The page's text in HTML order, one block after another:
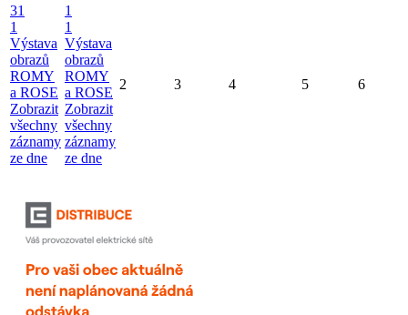
31
1
Výstava
obrazů
ROMY
a ROSE
Zobrazit
všechny
záznamy
ze dne
1
1
Výstava
obrazů
ROMY
a ROSE
Zobrazit
všechny
záznamy
ze dne
2 3 4 5 6